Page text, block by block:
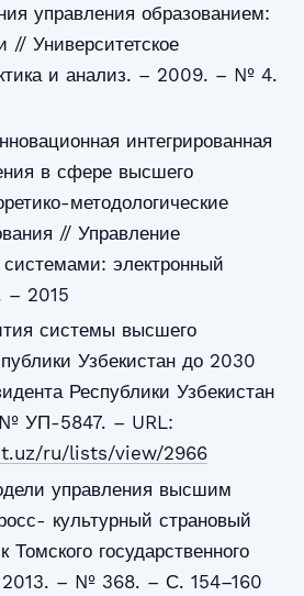
управления образованием:
// Университетское
и анализ. – 2009. – № 4.
интегрированная
в сфере высшего
методологические
// Управление
электронный
– 2015
системы высшего
Узбекистан до 2030
Республики Узбекистан
№ УП-5847. – URL:
ru/lists/view/2966
управления высшим
культурный страновый
государственного
2013. – № 368. – С. 154–160